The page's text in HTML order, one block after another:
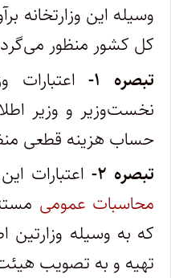
وسیله این وزارتخانه
کل کشور منظور
تبصره ۱-
اعتبارات
نخست‌وزیر و وزیر
حساب هزینه قطعی
تبصره ۲-
اعتبارات
محاسبات عمومی
که به وسیله وزارتین
تهیه و به تصویب